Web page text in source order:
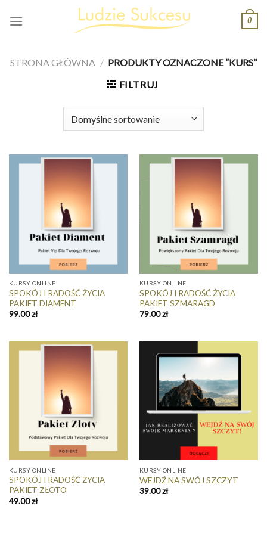
0
STRONA GŁÓWNA / PRODUKTY OZNACZONE “KURS”
FILTRUJ
KURSY ONLINE
SPOKÓJ I RADOŚĆ ŻYCIA
PAKIET DIAMENT
99.00zł
KURSY ONLINE
SPOKÓJ I RADOŚĆ ŻYCIA
PAKIET SZMARAGD
79.00zł
KURSY ONLINE
SPOKÓJ I RADOŚĆ ŻYCIA
PAKIET ZŁOTO
49.00zł
KURSY ONLINE
WEJDŹ NA SWÓJ SZCZYT
39.00zł